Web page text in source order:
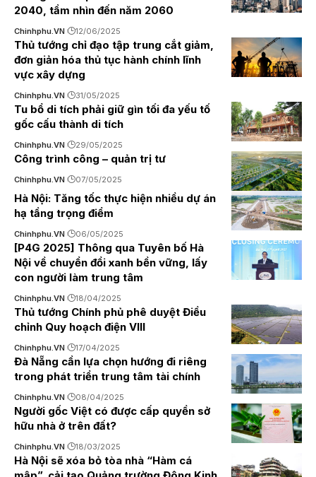
2040, tầm nhìn đến năm 2060
Chinhphu.VN 12/06/2025
Thủ tướng chỉ đạo tập trung cắt giảm,
đơn giản hóa thủ tục hành chính lĩnh
vực xây dựng
Chinhphu.VN 31/05/2025
Tu bổ di tích phải giữ gìn tối đa yếu tố
gốc cấu thành di tích
Chinhphu.VN 29/05/2025
Công trình công – quản trị tư
Chinhphu.VN 07/05/2025
Hà Nội: Tăng tốc thực hiện nhiều dự án
hạ tầng trọng điểm
Chinhphu.VN 06/05/2025
[P4G 2025] Thông qua Tuyên bố Hà
Nội về chuyển đổi xanh bền vững, lấy
con người làm trung tâm
Chinhphu.VN 18/04/2025
Thủ tướng Chính phủ phê duyệt Điều
chỉnh Quy hoạch điện VIII
Chinhphu.VN 17/04/2025
Đà Nẵng cần lựa chọn hướng đi riêng
trong phát triển trung tâm tài chính
Chinhphu.VN 08/04/2025
Người gốc Việt có được cấp quyền sở
hữu nhà ở trên đất?
Chinhphu.VN 18/03/2025
Hà Nội sẽ xóa bỏ tòa nhà “Hàm cá